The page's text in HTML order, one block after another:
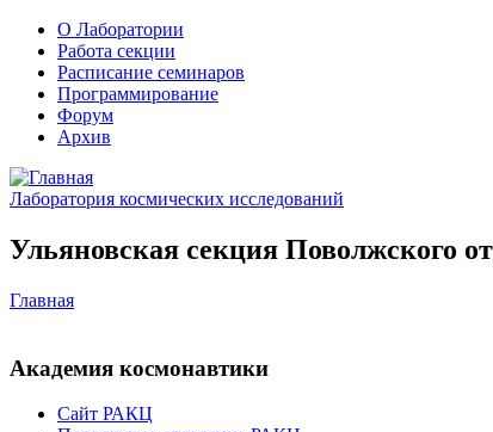
О Лаборатории
Работа секции
Расписание семинаров
Программирование
Форум
Архив
Лаборатория космических исследований
Ульяновская секция Поволжского
Главная
Академия космонавтики
Сайт РАКЦ